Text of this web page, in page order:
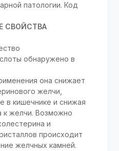
патологии. Код
СВОЙСТВА
обнаружено в
она снижает
желчи,
в кишечнике и снижая
к желчи. Возможно
и
происходит
желчных камней.